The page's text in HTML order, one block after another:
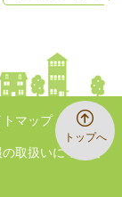
トップへ
トマップ
取扱いについて